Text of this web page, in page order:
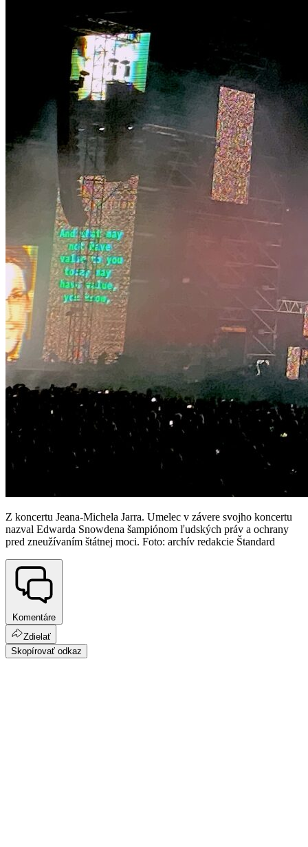
Z koncertu Jeana-Michela Jarra. Umelec v závere svojho koncertu
nazval Edwarda Snowdena šampiónom ľudských práv a ochrany
pred zneužívaním štátnej moci. Foto: archív redakcie Štandard
Komentáre
Zdielať
Skopírovať odkaz